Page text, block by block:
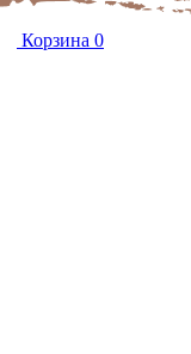
Корзина 0